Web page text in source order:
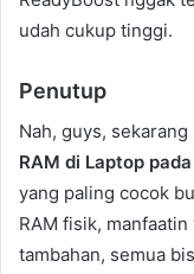
udah cukup tinggi.
Penutup
Nah, guys,
RAM di Laptop
yang paling cocok
RAM fisik,
tambahan, semua